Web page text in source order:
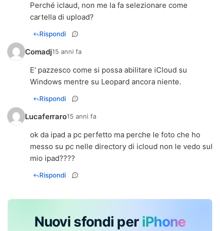
Perché iclaud, non me la fa selezionare come
cartella di upload?
Rispondi
Comadj15 anni fa
E' pazzesco come si possa abilitare iCloud su
Rispondi
Lucaferraro15 anni fa
ok da ipad a pc perfetto ma perche le foto che ho
messo su pc nelle directory di icloud non le vedo sul
mio ipad????
Rispondi
Nuovi sfondi per iPhone